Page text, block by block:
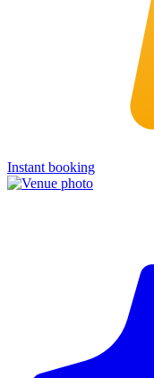
Instant booking